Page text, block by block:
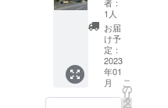
あるこ
とをご
了承く
ださ
い。
①
吊るし
ことが
ありま
すが、
11月の
中旬以
降には
お届け
出来る
き）を
ご提供
しま
す。 部
屋は6畳
と8畳の
2部屋を
使って
1人
お届
け予
定：
2023
年01
月
こ
の
リ
タ